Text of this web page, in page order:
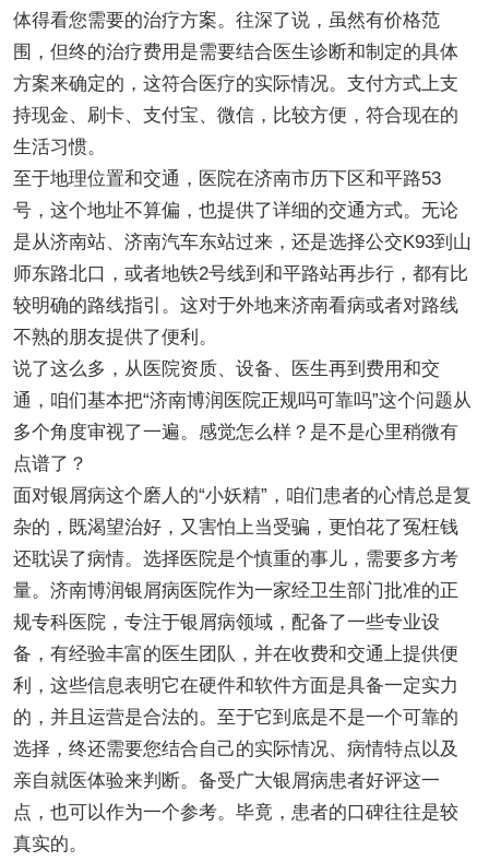
体得看您需要的治疗方案。往深了说，虽然有价格范
围，但终的治疗费用是需要结合医生诊断和制定的具体
方案来确定的，这符合医疗的实际情况。支付方式上支
持现金、刷卡、支付宝、微信，比较方便，符合现在的
生活习惯。
至于地理位置和交通，医院在济南市历下区和平路53
号，这个地址不算偏，也提供了详细的交通方式。无论
是从济南站、济南汽车东站过来，还是选择公交K93到山
师东路北口，或者地铁2号线到和平路站再步行，都有比
较明确的路线指引。这对于外地来济南看病或者对路线
不熟的朋友提供了便利。
说了这么多，从医院资质、设备、医生再到费用和交
通，咱们基本把“济南博润医院正规吗可靠吗”这个问题从
多个角度审视了一遍。感觉怎么样？是不是心里稍微有
点谱了？
面对银屑病这个磨人的“小妖精”，咱们患者的心情总是复
杂的，既渴望治好，又害怕上当受骗，更怕花了冤枉钱
还耽误了病情。选择医院是个慎重的事儿，需要多方考
量。济南博润银屑病医院作为一家经卫生部门批准的正
规专科医院，专注于银屑病领域，配备了一些专业设
备，有经验丰富的医生团队，并在收费和交通上提供便
利，这些信息表明它在硬件和软件方面是具备一定实力
的，并且运营是合法的。至于它到底是不是一个可靠的
选择，终还需要您结合自己的实际情况、病情特点以及
亲自就医体验来判断。备受广大银屑病患者好评这一
点，也可以作为一个参考。毕竟，患者的口碑往往是较
真实的。